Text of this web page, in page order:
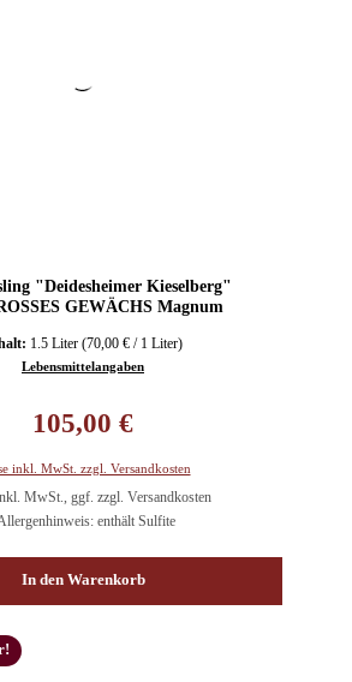
"Deidesheimer Kieselberg"
GEWÄCHS Magnum
1.5 Liter (70,00 € / 1 Liter)
Lebensmittelangaben
105,00 €
inkl. MwSt. zzgl. Versandkosten
MwSt., ggf. zzgl. Versandkosten
enthält Sulfite
In den Warenkorb